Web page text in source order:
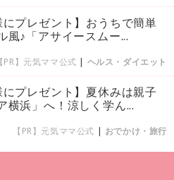
にプレゼント】おうちで簡単
風♪「アサイースムー...
【PR】元気ママ公式 | ヘルス・ダイエット
にプレゼント】夏休みは親子
横浜」へ！涼しく学ん...
【PR】元気ママ公式 | おでかけ・旅行